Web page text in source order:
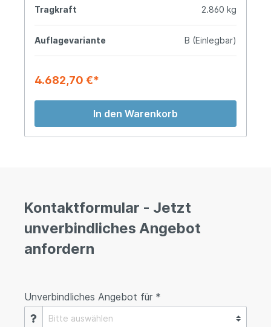
Tragkraft 2.860 kg
Auflagevariante B (Einlegbar)
4.682,70 €*
In den Warenkorb
Kontaktformular - Jetzt
unverbindliches Angebot
anfordern
Unverbindliches Angebot für *